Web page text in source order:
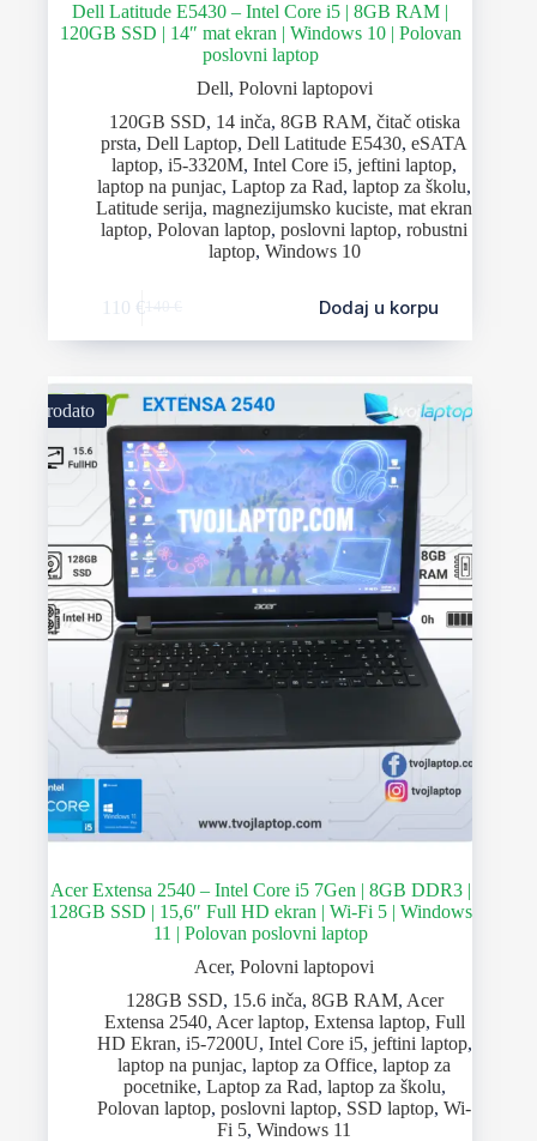
Dell Latitude E5430 – Intel Core i5 | 8GB RAM |
120GB SSD | 14″ mat ekran | Windows 10 | Polovan
poslovni laptop
Dell, Polovni laptopovi
120GB SSD, 14 inča, 8GB RAM, čitač otiska
prsta,Dell Laptop,Dell Latitude E5430,eSATA
laptop,i5-3320M,Intel Core i5,jeftini laptop,
laptop na punjac,Laptop za Rad,laptop za školu,
Latitude serija,magnezijumsko kuciste,mat ekran
laptop,Polovan laptop,poslovni laptop,robustni
laptop, Windows 10
110 € Dodaj u korpu
Prodato
Acer Extensa 2540 – Intel Core i5 7Gen | 8GB DDR3 |
128GB SSD | 15,6″ Full HD ekran | Wi-Fi 5 | Windows
11 | Polovan poslovni laptop
Acer,Polovni laptopovi
128GB SSD, 15.6 inča, 8GB RAM, Acer
Extensa 2540, Acer laptop, Extensa laptop, Full
HD Ekran, i5-7200U, Intel Core i5, jeftini laptop,
laptop na punjac,laptop za Office,laptop za
pocetnike, Laptop za Rad, laptop za školu,
Polovan laptop,poslovni laptop, SSD laptop,Wi-
Fi 5,Windows 11